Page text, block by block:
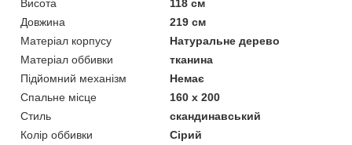
Висота
118 см
Довжина
219 см
Матеріал корпусу
Натуральне дерево
Матеріал оббивки
тканина
Підйомний механізм
Немає
Спальне місце
160 x 200
Стиль
скандинавський
Колір оббивки
Сірий